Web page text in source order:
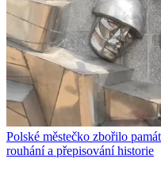
Polské městečko zbořilo
rouhání a přepisování historie